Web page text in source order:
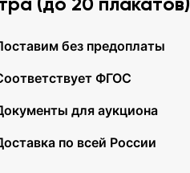
без предоплаты
ФГОС
для аукциона
по всей России